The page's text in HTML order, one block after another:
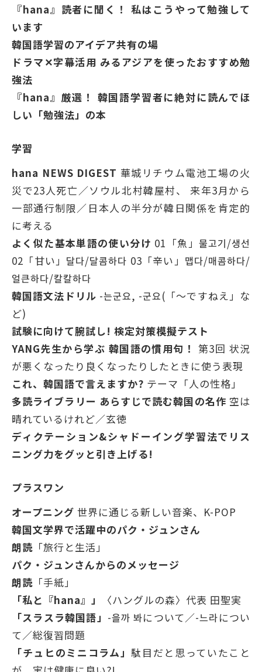
『hana』読者に聞く！ 私はこうやって勉強して
います
韓国語学習のアイデア共有の場
ドラマ✕字幕活用 みるアジアを使ったおすすめ勉
強法
『hana』厳選！ 韓国語学習者に絶対に読んでほ
しい「勉強法」の本
学習
hana NEWS DIGEST 華城リチウム電池工場の火
災で23人死亡／ソウル北村韓屋村、 来年3月から
一部通行制限／日本人の半分が韓日関係を肯定的
に考える
よく似た基本単語の使い分け 01「魚」물고기/생선
02「甘い」달다/달콤하다 03「辛い」맵다/매콤하다/
얼큰하다/칼칼하다
韓国語文法ドリル -는군요, -군요(「〜ですねえ」な
ど)
試験に向けて腕試し! 検定対策模擬テスト
YANG先生から学ぶ 韓国語の慣用句！ 第3回 状況
が悪くなったり良くなったりしたときに使う表現
これ、韓国語で言えますか? テーマ「人の性格」
多読ライブラリー あらすじで読む韓国の名作 空は
晴れているけれど／玄徳
ディクテーション&シャドーイング学習法でリス
ニング力をグッと引き上げる!
プラスワン
オープニング 世界に通じる新しい音楽、K-POP
韓国文学界で活躍中のパク・ジュンさん
朗読 「旅行と生活」
パク・ジュンさんからのメッセージ
朗読 「手紙」
「私と『hana』」
〈ハングルの森〉代表 田聖実
「スラスラ韓国語」 -을까 봐について／-느라につい
て／総復習問題
「チュヒのミニコラム」駄目だと思っていたこと